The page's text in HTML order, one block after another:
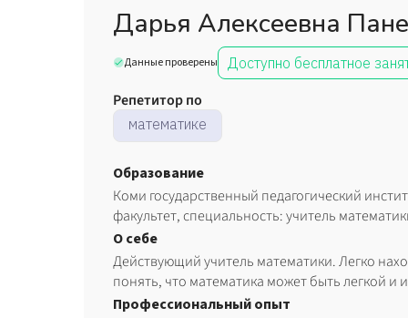
Дарья Алексеевна
Данные проверены Доступно бесплатное
Репетитор по
математике
Образование
Коми государственный педагогический
факультет, специальность: учитель
О себе
Действующий учитель математики. Легко
понять, что математика может быть легкой и
Профессиональный опыт